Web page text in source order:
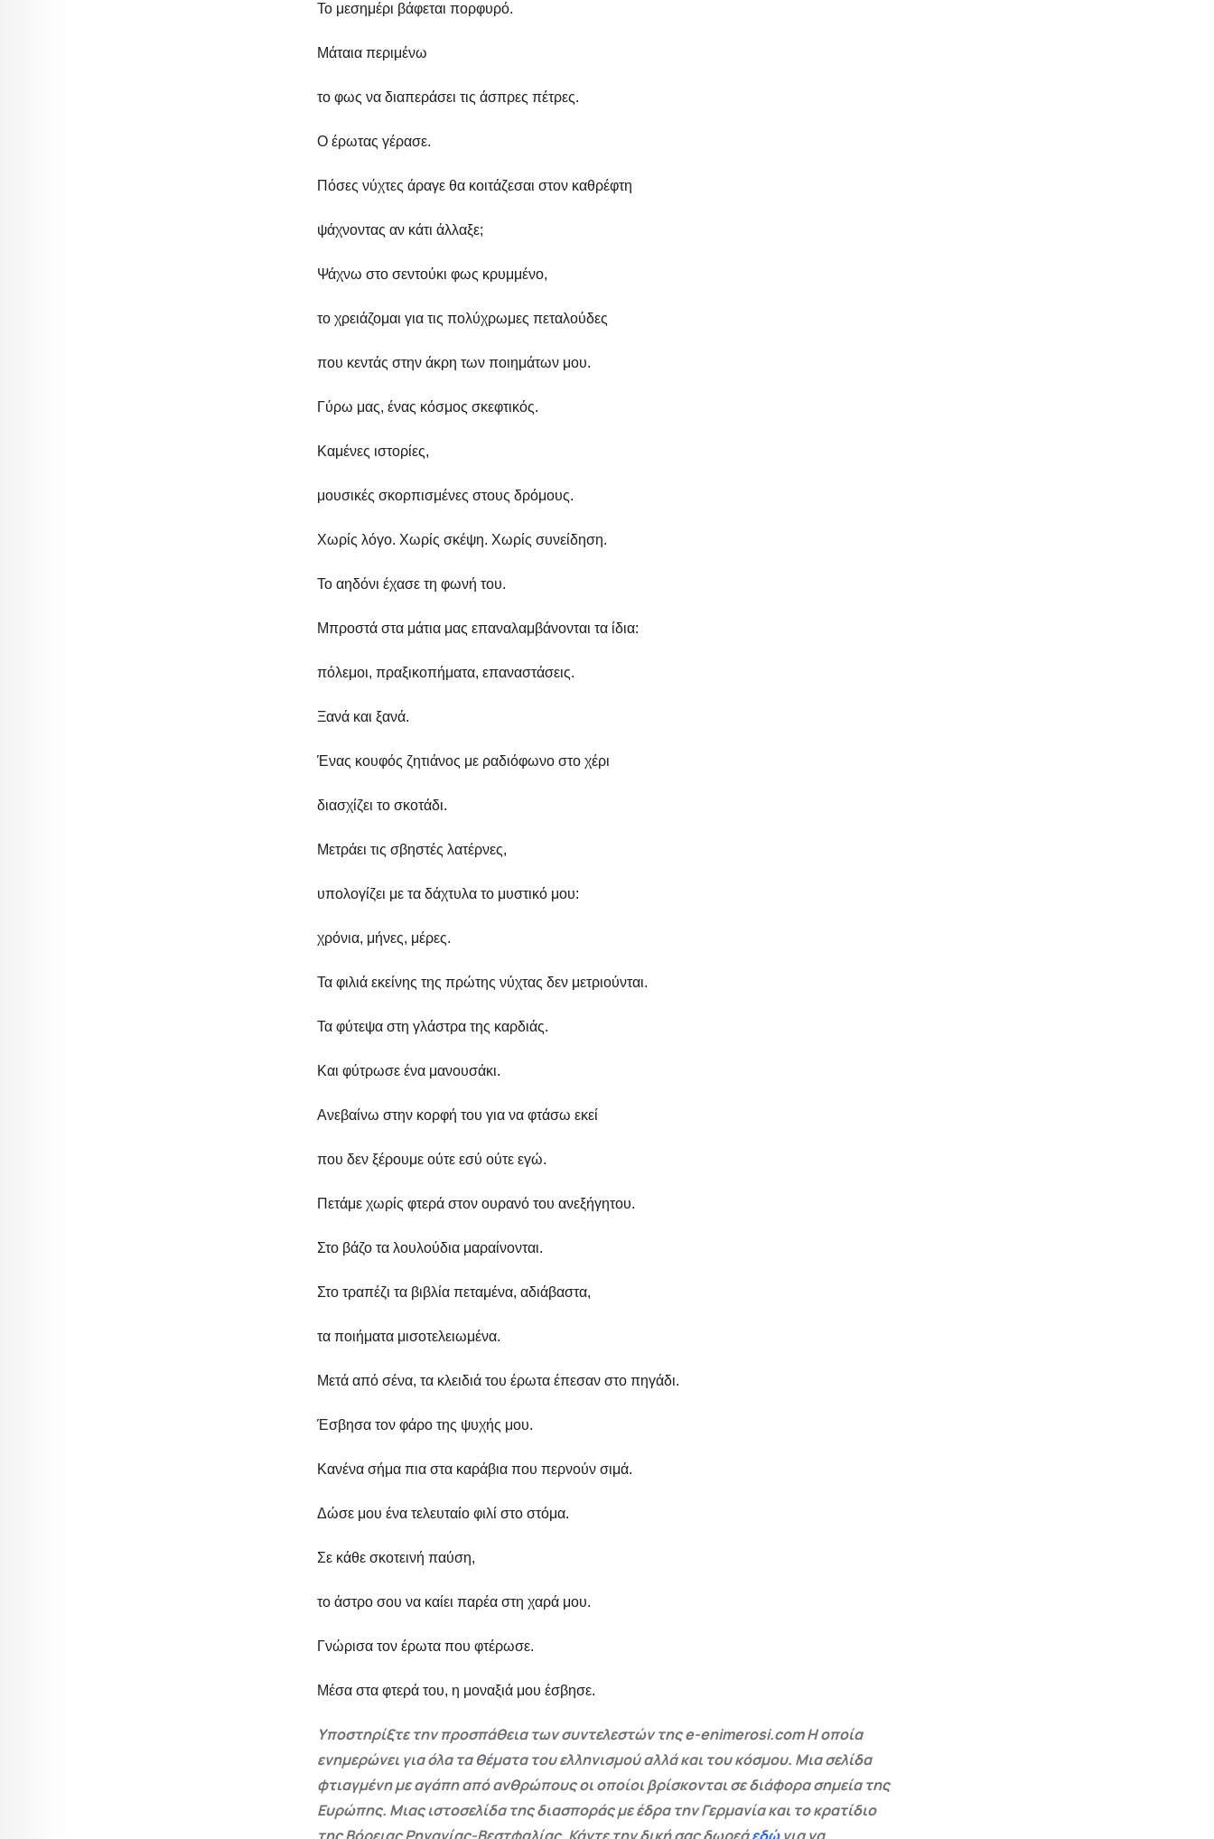
Το μεσημέρι βάφεται πορφυρό.
Μάταια περιμένω
το φως να διαπεράσει τις άσπρες πέτρες.
Ο έρωτας γέρασε.
Πόσες νύχτες άραγε θα κοιτάζεσαι στον καθρέφτη
ψάχνοντας αν κάτι άλλαξε;
Ψάχνω στο σεντούκι φως κρυμμένο,
το χρειάζομαι για τις πολύχρωμες πεταλούδες
που κεντάς στην άκρη των ποιημάτων μου.
Γύρω μας, ένας κόσμος σκεφτικός.
Καμένες ιστορίες,
μουσικές σκορπισμένες στους δρόμους.
Χωρίς λόγο. Χωρίς σκέψη. Χωρίς συνείδηση.
Το αηδόνι έχασε τη φωνή του.
Μπροστά στα μάτια μας επαναλαμβάνονται τα ίδια:
πόλεμοι, πραξικοπήματα, επαναστάσεις.
Ξανά και ξανά.
Ένας κουφός ζητιάνος με ραδιόφωνο στο χέρι
διασχίζει το σκοτάδι.
Μετράει τις σβηστές λατέρνες,
υπολογίζει με τα δάχτυλα το μυστικό μου:
χρόνια, μήνες, μέρες.
Τα φιλιά εκείνης της πρώτης νύχτας δεν μετριούνται.
Τα φύτεψα στη γλάστρα της καρδιάς.
Και φύτρωσε ένα μανουσάκι.
Ανεβαίνω στην κορφή του για να φτάσω εκεί
που δεν ξέρουμε ούτε εσύ ούτε εγώ.
Πετάμε χωρίς φτερά στον ουρανό του ανεξήγητου.
Στο βάζο τα λουλούδια μαραίνονται.
Στο τραπέζι τα βιβλία πεταμένα, αδιάβαστα,
τα ποιήματα μισοτελειωμένα.
Μετά από σένα, τα κλειδιά του έρωτα έπεσαν στο πηγάδι.
Έσβησα τον φάρο της ψυχής μου.
Κανένα σήμα πια στα καράβια που περνούν σιμά.
Δώσε μου ένα τελευταίο φιλί στο στόμα.
Σε κάθε σκοτεινή παύση,
το άστρο σου να καίει παρέα στη χαρά μου.
Γνώρισα τον έρωτα που φτέρωσε.
Μέσα στα φτερά του, η μοναξιά μου έσβησε.
Υποστηρίξτε την προσπάθεια των συντελεστών της e-enimerosi.com Η οποία
ενημερώνει για όλα τα θέματα του ελληνισμού αλλά και του κόσμου. Μια σελίδα
φτιαγμένη με αγάπη από ανθρώπους οι οποίοι βρίσκονται σε διάφορα σημεία της
Ευρώπης. Μιας ιστοσελίδα της διασποράς με έδρα την Γερμανία και το κρατίδιο